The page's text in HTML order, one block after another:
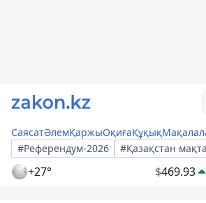
СаясатӘлемҚаржыОқиғаҚұқық
#Референдум-2026
#Қазақстан
+27° $469.93